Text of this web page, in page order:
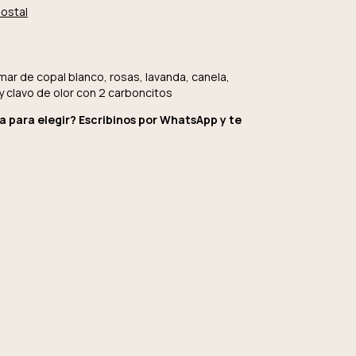
de copal blanco, rosas, lavanda, canela,
clavo de olor con 2 carboncitos
para elegir? Escribinos por WhatsApp y te